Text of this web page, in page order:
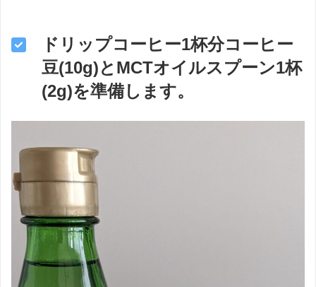
ドリップコーヒー1杯分コーヒー
豆(10g)とMCTオイルスプーン1杯
(2g)を準備します。